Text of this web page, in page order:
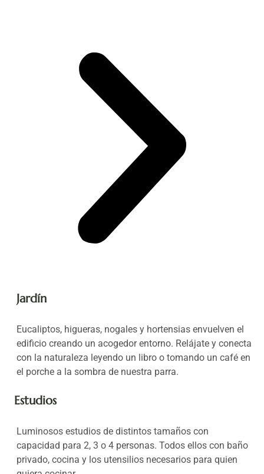
Jardín
Eucaliptos, higueras, nogales y hortensias envuelven el
edificio creando un acogedor entorno. Relájate y conecta
con la naturaleza leyendo un libro o tomando un café en
el porche a la sombra de nuestra parra.
Estudios
Luminosos estudios de distintos tamaños con
capacidad para 2, 3 o 4 personas. Todos ellos con baño
privado, cocina y los utensilios necesarios para quien